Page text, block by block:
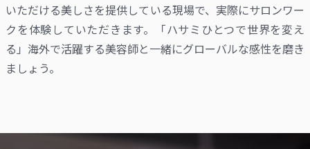
いただける美しさを提供している現場で、実際にサロンワー
クを体験していただきます。「ハサミひとつで世界を変え
る」海外で活躍する美容師と一緒にグローバルな感性を磨き
ましょう。